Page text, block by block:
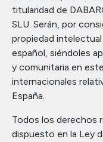
titularidad de
SLU. Serán, por
propiedad
español, siéndoles
y comunitaria en
internacionales
España.
Todos los derechos
dispuesto en la Ley